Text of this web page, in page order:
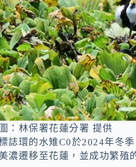
：林保署花蓮分署 提供
誌環的水雉C0於2024年冬
濃遷移至花蓮，並成功繁